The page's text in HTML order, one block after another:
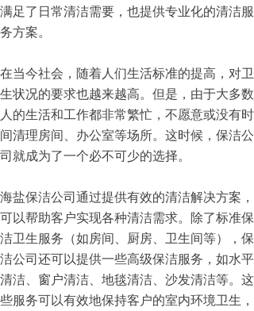
满足了日常清洁需要，也提供专业化的清洁服
务方案。
在当今社会，随着人们生活标准的提高，对卫
生状况的要求也越来越高。但是，由于大多数
人的生活和工作都非常繁忙，不愿意或没有时
间清理房间、办公室等场所。这时候，保洁公
司就成为了一个必不可少的选择。
海盐保洁公司通过提供有效的清洁解决方案，
可以帮助客户实现各种清洁需求。除了标准保
洁卫生服务（如房间、厨房、卫生间等），保
洁公司还可以提供一些高级保洁服务，如水平
清洁、窗户清洁、地毯清洁、沙发清洁等。这
些服务可以有效地保持客户的室内环境卫生，